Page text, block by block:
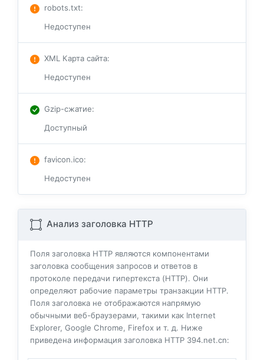
robots.txt:
Недоступен
XML Карта сайта:
Недоступен
Gzip-сжатие:
Доступный
favicon.ico:
Недоступен
Анализ заголовка HTTP
Поля заголовка HTTP являются компонентами
заголовка сообщения запросов и ответов в
протоколе передачи гипертекста (HTTP). Они
определяют рабочие параметры транзакции HTTP.
Поля заголовка не отображаются напрямую
обычными веб-браузерами, такими как Internet
Explorer, Google Chrome, Firefox и т. д. Ниже
приведена информация заголовка HTTP 394.net.cn: